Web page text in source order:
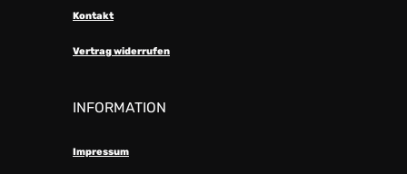
Kontakt
Vertrag widerrufen
INFORMATION
Impressum